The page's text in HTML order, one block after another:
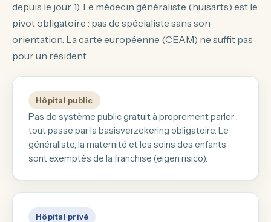
depuis le jour 1). Le médecin généraliste (huisarts) est le
pivot obligatoire : pas de spécialiste sans son
orientation. La carte européenne (CEAM) ne suffit pas
pour un résident.
Hôpital public
Pas de système public gratuit à proprement parler :
tout passe par la basisverzekering obligatoire. Le
généraliste, la maternité et les soins des enfants
sont exemptés de la franchise (eigen risico).
Hôpital privé